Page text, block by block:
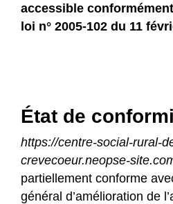
accessible
loi n° 2005-102 du 11
État de
https://centre-social-rural-
crevecoeur.neopse-
partiellement conforme
général d’amélioration de